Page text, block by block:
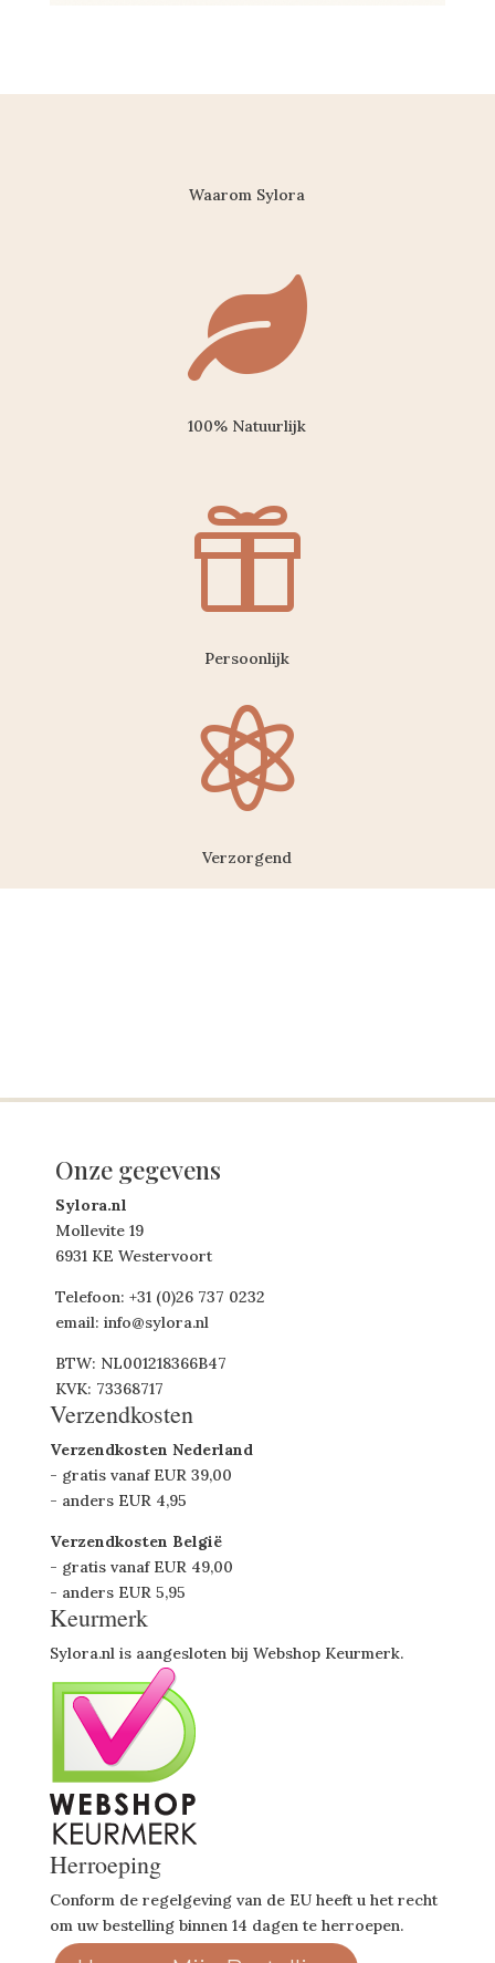
Waarom Sylora

100% Natuurlijk

Persoonlijk

Verzorgend
Onze gegevens
Sylora.nl
Mollevite 19
6931 KE Westervoort
Telefoon: +31 (0)26 737 0232
email: info@sylora.nl
BTW: NL001218366B47
KVK: 73368717
Verzendkosten
Verzendkosten Nederland
- gratis vanaf EUR 39,00
- anders EUR 4,95
Verzendkosten België
- gratis vanaf EUR 49,00
- anders EUR 5,95
Keurmerk
Sylora.nl is aangesloten bij Webshop Keurmerk.
Herroeping
Conform de regelgeving van de EU heeft u het recht
om uw bestelling binnen 14 dagen te herroepen.